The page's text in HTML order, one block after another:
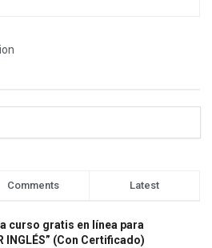
Comments Latest
curso gratis en línea para
INGLÉS” (Con Certificado)